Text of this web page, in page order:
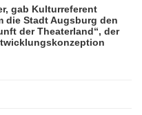
gab Kulturreferent
die Stadt Augsburg den
der Theaterland“, der